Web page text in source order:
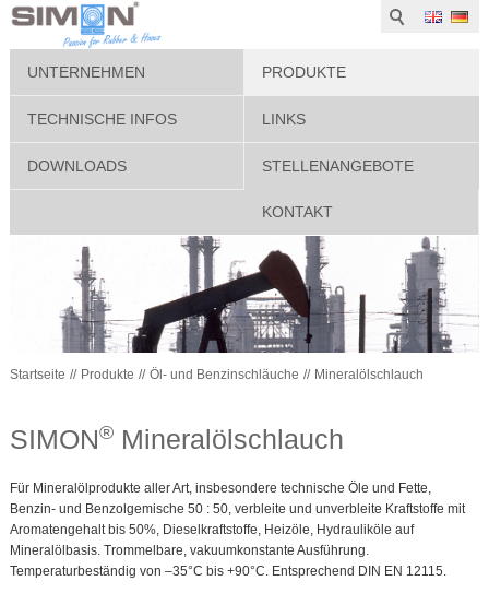
UNTERNEHMEN PRODUKTE
TECHNISCHE INFOS LINKS
DOWNLOADS STELLENANGEBOTE
KONTAKT
Startseite Produkte Öl- und Benzinschläuche Mineralölschlauch
SIMON®Mineralölschlauch
Für Mineralölprodukte aller Art, insbesondere technische Öle und Fette,
Benzin- und Benzolgemische 50 : 50, verbleite und unverbleite Kraftstoffe mit
Aromatengehalt bis 50%, Dieselkraftstoffe, Heizöle, Hydrauliköle auf
Mineralölbasis. Trommelbare, vakuumkonstante Ausführung.
Temperaturbeständig von –35°C bis +90°C. Entsprechend DIN EN 12115.